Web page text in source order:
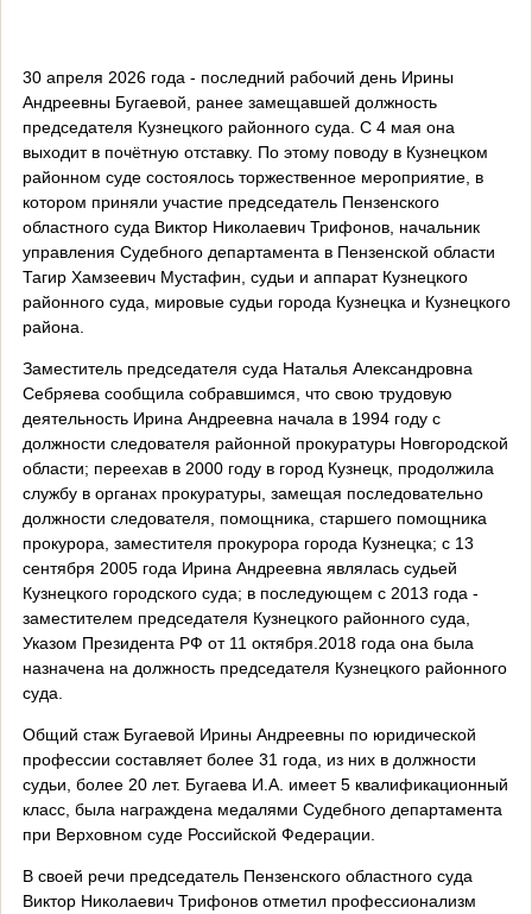
30 апреля 2026 года - последний рабочий день Ирины
Андреевны Бугаевой, ранее замещавшей должность
председателя Кузнецкого районного суда. С 4 мая она
выходит в почётную отставку. По этому поводу в Кузнецком
районном суде состоялось торжественное мероприятие, в
котором приняли участие председатель Пензенского
областного суда Виктор Николаевич Трифонов, начальник
управления Судебного департамента в Пензенской области
Тагир Хамзеевич Мустафин, судьи и аппарат Кузнецкого
районного суда, мировые судьи города Кузнецка и Кузнецкого
района.
Заместитель председателя суда Наталья Александровна
Себряева сообщила собравшимся, что свою трудовую
деятельность Ирина Андреевна начала в 1994 году с
должности следователя районной прокуратуры Новгородской
области; переехав в 2000 году в город Кузнецк, продолжила
службу в органах прокуратуры, замещая последовательно
должности следователя, помощника, старшего помощника
прокурора, заместителя прокурора города Кузнецка; с 13
сентября 2005 года Ирина Андреевна являлась судьей
Кузнецкого городского суда; в последующем с 2013 года -
заместителем председателя Кузнецкого районного суда,
Указом Президента РФ от 11 октября.2018 года она была
назначена на должность председателя Кузнецкого районного
суда.
Общий стаж Бугаевой Ирины Андреевны по юридической
профессии составляет более 31 года, из них в должности
судьи, более 20 лет. Бугаева И.А. имеет 5 квалификационный
класс, была награждена медалями Судебного департамента
при Верховном суде Российской Федерации.
В своей речи председатель Пензенского областного суда
Виктор Николаевич Трифонов отметил профессионализм